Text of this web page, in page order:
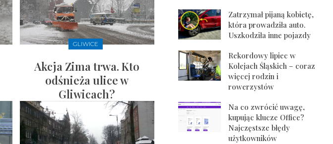
GLIWICE
Akcja Zima trwa. Kto
odśnieża ulice w
Gliwicach?
Zatrzymał pijaną kobietę,
która prowadziła auto.
Uszkodziła inne pojazdy
Rekordowy lipiec w
Kolejach Śląskich – coraz
więcej rodzin i
rowerzystów
Na co zwrócić uwagę,
kupując klucze Office?
Najczęstsze błędy
użytkowników